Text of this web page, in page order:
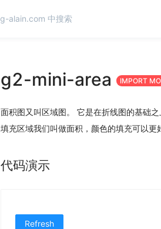
g2-mini-area IMPORT
面积图又叫区域图。 它是在折线图的基础
填充区域我们叫做面积，颜色的填充可以更
代码演示
Refresh